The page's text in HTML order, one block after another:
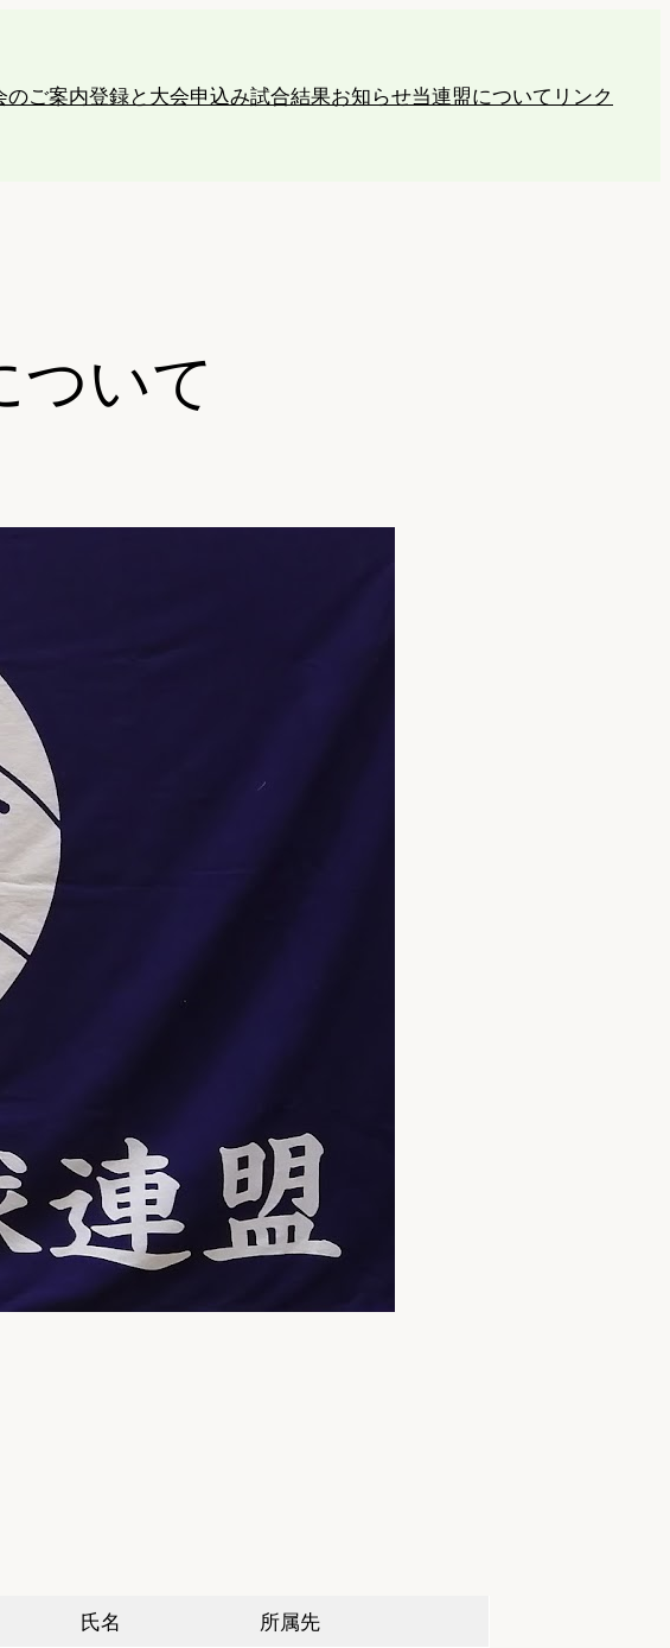
のご案内登録と大会申込み試合結果お知らせ当連盟について リンク
ついて
氏名 所属先